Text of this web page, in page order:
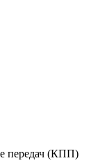
передач (КПП)